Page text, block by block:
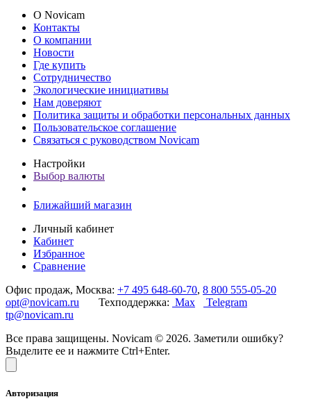
О Novicam
Контакты
О компании
Новости
Где купить
Сотрудничество
Экологические инициативы
Нам доверяют
Политика защиты и обработки персональных данных
Пользовательское соглашение
Связаться с руководством Novicam
Настройки
Выбор валюты
Ближайший магазин
Личный кабинет
Кабинет
Избранное
Сравнение
Офис продаж, Москва: +7 495 648-60-70, 8 800 555-05-20
opt@novicam.ru Техподдержка: Max
Telegram
tp@novicam.ru
Все права защищены. Novicam © 2026. Заметили ошибку?
Выделите ее и нажмите Ctrl+Enter.
Авторизация